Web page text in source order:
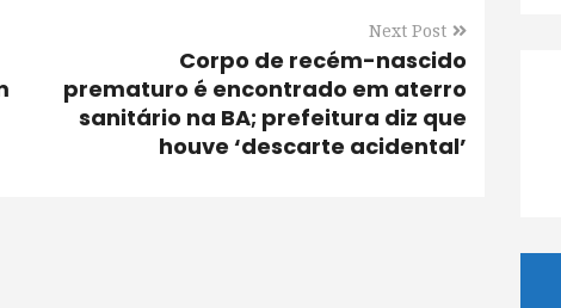
Next Post
Corpo de recém-nascido
prematuro é encontrado em aterro
sanitário na BA; prefeitura diz que
houve ‘descarte acidental’